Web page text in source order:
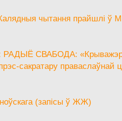
чытання прайшлі ў
СВАБОДА:
сакратару праваслаўнай
(запісы ў ЖЖ)